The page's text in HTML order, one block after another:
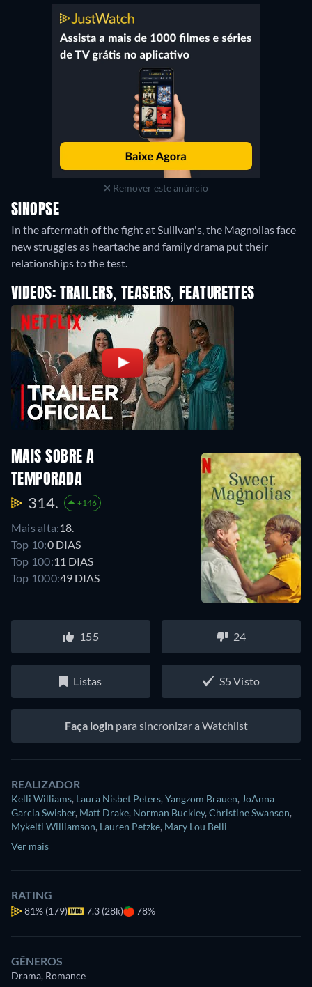
Remover este anúncio
SINOPSE
In the aftermath of the fight at Sullivan's, the Magnolias face
new struggles as heartache and family drama put their
relationships to the test.
VIDEOS: TRAILERS, TEASERS, FEATURETTES
MAIS SOBRE A
TEMPORADA
314. +146
Mais alta:18.
Top 10:0 DIAS
Top 100:11 DIAS
Top 1000:49 DIAS
155 24
Listas S5 Visto
Faça loginpara sincronizar a Watchlist
REALIZADOR
Kelli Williams, Laura Nisbet Peters,Yangzom Brauen, JoAnna
Garcia Swisher, Matt Drake, Norman Buckley,Christine Swanson,
Mykelti Williamson, Lauren Petzke, Mary Lou Belli
Ver mais
RATING
81% (179) 7.3 (28k) 78%
GÊNEROS
Drama, Romance